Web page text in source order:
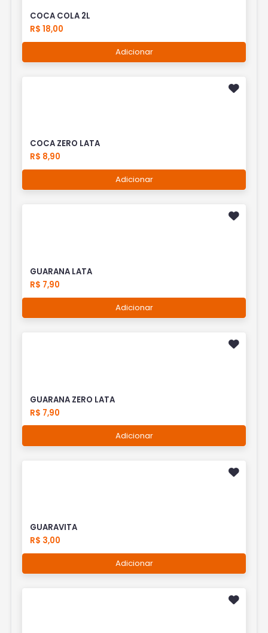
COCA COLA 2L
R$ 18,00
Adicionar
COCA ZERO LATA
R$ 8,90
Adicionar
GUARANA LATA
R$ 7,90
Adicionar
GUARANA ZERO LATA
R$ 7,90
Adicionar
GUARAVITA
R$ 3,00
Adicionar